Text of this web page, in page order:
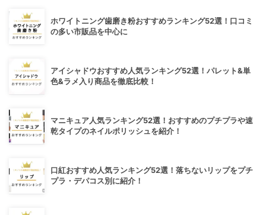
ホワイトニング歯磨き粉おすすめランキング52選！口コミ
の多い市販品を中心に
アイシャドウおすすめ人気ランキング52選！パレット&単
色&ラメ入り商品を徹底比較！
マニキュア人気ランキング52選！おすすめのプチプラや速
乾タイプのネイルポリッシュを紹介！
口紅おすすめ人気ランキング52選！落ちないリップをプチ
プラ・デパコス別に紹介！